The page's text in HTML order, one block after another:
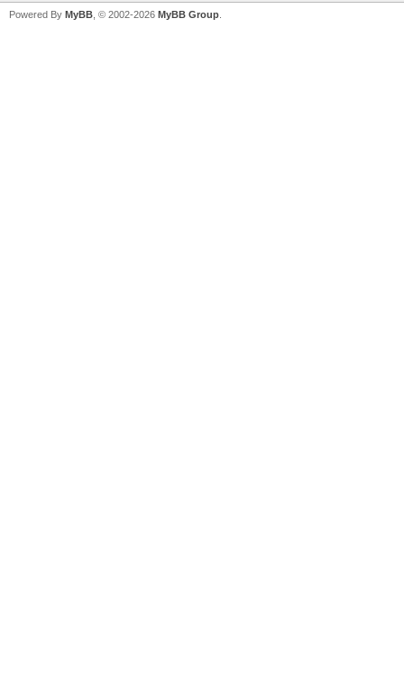
Powered By MyBB , © 2002-2026 MyBB Group